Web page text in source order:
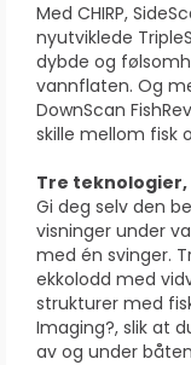
Med CHIRP,
nyutviklede
dybde og
vannflaten. Og
DownScan
skille mellom fisk
Tre teknologier,
Gi deg selv den
visninger under
med én svinger.
ekkolodd med
strukturer med
Imaging?, slik at
av og under